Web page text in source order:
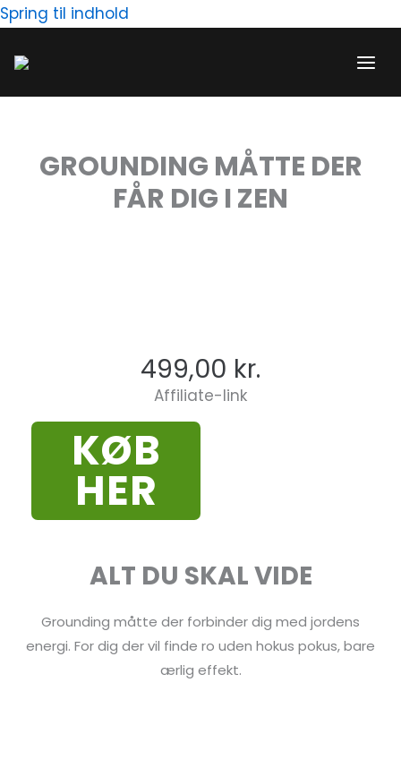
Spring til indhold
GROUNDING MÅTTE DER
FÅR DIG I ZEN
499,00 kr.
Affiliate-link
KØB
HER
ALT DU SKAL VIDE
Grounding måtte der forbinder dig med jordens
energi. For dig der vil finde ro uden hokus pokus, bare
ærlig effekt.